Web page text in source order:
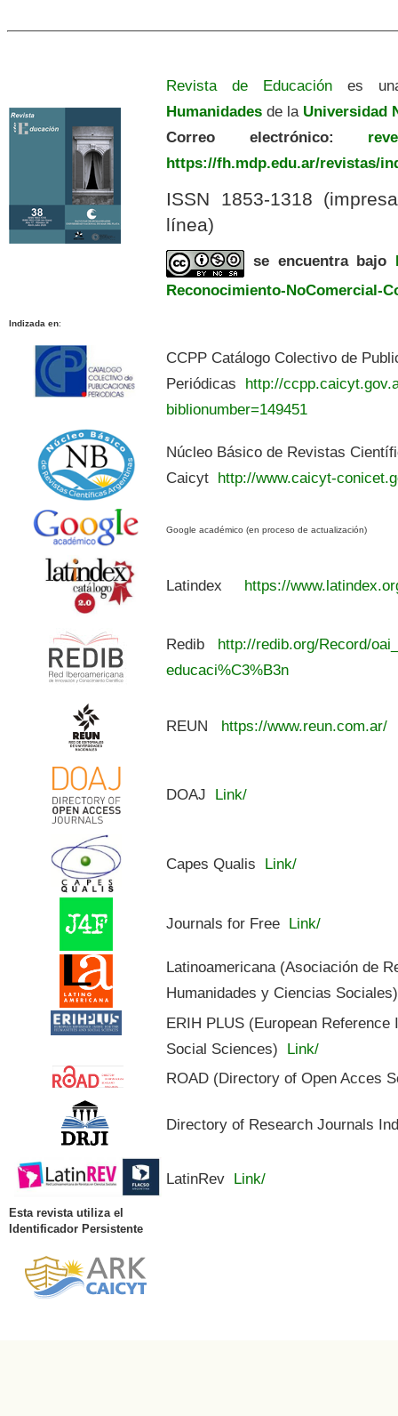
Revista de Educación es
Humanidades de la Universidad
Correo electrónico:
https://fh.mdp.edu.ar/revistas/
ISSN 1853-1318
línea)
se encuentra bajo
Reconocimiento-NoComercial-
Indizada en:
CCPP Catálogo Colectivo de
Periódicas http://
biblionumber=149451
Núcleo Básico de Revistas
Caicyt http://www.caicyt-
Google académico (en proceso de actualización)
Latindex https://
Redib
http://redib.org/Record/
educaci%C3%B3n
REUN https://www.reun.com.ar/
DOAJ Link/
Capes Qualis Link/
Journals for Free Link/
Latinoamericana (Asociación de
Humanidades y Ciencias Sociales)
ERIH PLUS (European
Social Sciences) Link/
ROAD (Directory of Open Acces
Directory of Research Journals
LatinRev Link/
Esta revista utiliza el
Identificador Persistente